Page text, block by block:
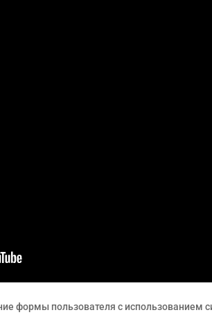
формы пользователя с использованием